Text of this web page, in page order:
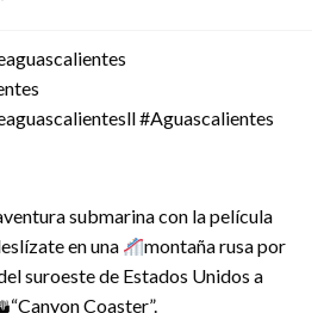
#Aguascalientes
submarina con la película
en una
montaña rusa por
suroeste de Estados Unidos a
Coaster”.